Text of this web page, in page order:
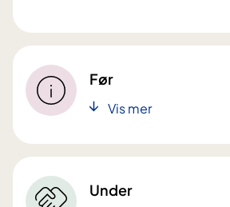
Før
Vis mer
Under